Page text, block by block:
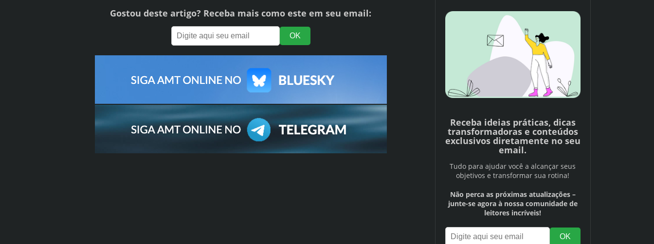
Gostou deste artigo? Receba mais como este em seu email:
Receba ideias práticas, dicas
transformadoras e conteúdos
exclusivos diretamente no seu
email.
Tudo para ajudar você a alcançar seus
objetivos e transformar sua rotina!
Não perca as próximas atualizações –
junte-se agora à nossa comunidade de
leitores incríveis!